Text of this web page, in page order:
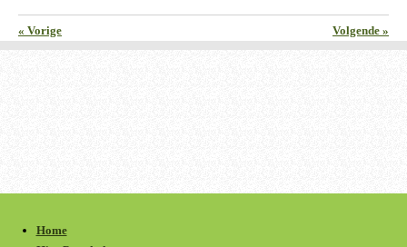
« Vorige Volgende »
Home